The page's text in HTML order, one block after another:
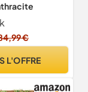
€
L'OFFRE